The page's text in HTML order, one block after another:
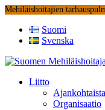
Mehiläishoitajien
Suomi
Svenska
Liitto
Ajankohtaista
Organisaatio